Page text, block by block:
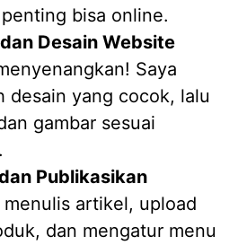
bisa online.
Desain Website
Saya
desain yang cocok, lalu
gambar sesuai
Publikasikan
menulis artikel, upload
dan mengatur menu